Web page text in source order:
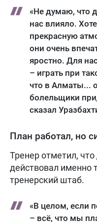
«Не думаю, что
нас влияло.
прекрасную
они очень
яростно. Для
– играть при
что в Алматы...
болельщики
сказал
План работал, но
Тренер отметил,
действовал именно
тренерский штаб.
«В целом, если
– всё, что мы